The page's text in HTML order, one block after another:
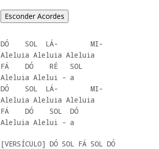
Esconder Acordes
DÓ    SOL  LÁ-        MI-
Aleluia Aleluia Aleluia
FÁ    DÓ    RÉ   SOL
Aleluia Alelui - a
DÓ    SOL  LÁ-        MI-
Aleluia Aleluia Aleluia
FÁ    DÓ    SOL  DÓ
Aleluia Alelui - a
[VERSÍCULO] DÓ SOL FÁ SOL DÓ